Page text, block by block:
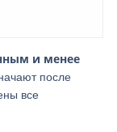
и менее
после
все